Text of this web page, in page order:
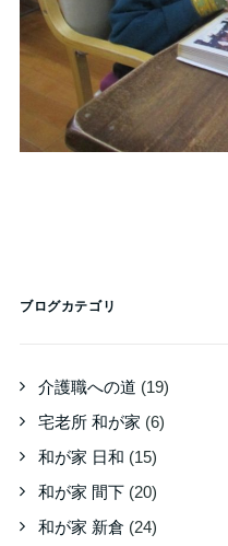
ブログカテゴリ
介護職への道 (19)
宅老所 和が家 (6)
和が家 日和 (15)
和が家 間下 (20)
和が家 新倉 (24)